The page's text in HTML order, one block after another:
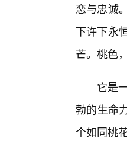
恋与忠诚
下许下永
芒。桃色
它是
勃的生命
个如同桃